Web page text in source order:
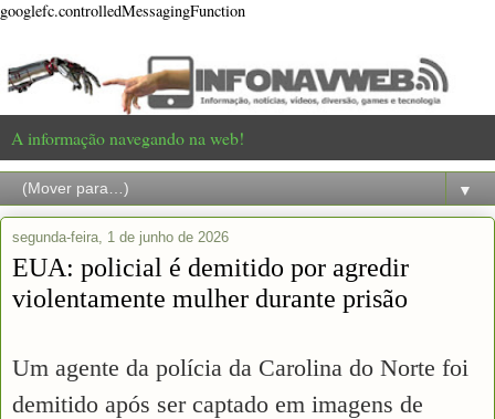
googlefc.controlledMessagingFunction
A informação navegando na web!
▼
segunda-feira, 1 de junho de 2026
EUA: policial é demitido por agredir
violentamente mulher durante prisão
Um agente da polícia da Carolina do Norte foi
demitido após ser captado em imagens de